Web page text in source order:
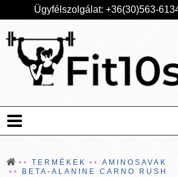
Ügyfélszolgálat: +36(30)563-
TERMÉKEK
AMINOSAVAK
BETA-ALANINE CARNO RUSH